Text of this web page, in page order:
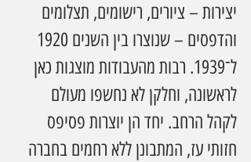
יצירות – ציורים, רישומים, תצלומים
ל־1939. רבות מהעבודות מוצגות כאן
לראשונה, וחלקן לא נחשפו מעולם
לקהל הרחב. יחד הן יוצרות פסיפס
חזותי עז, המתבונן ללא רחמים בחברה